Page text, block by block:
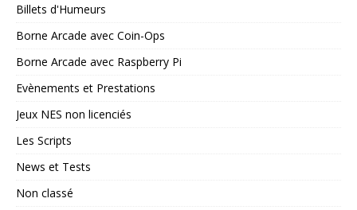
Billets d'Humeurs
Borne Arcade avec Coin-Ops
Borne Arcade avec Raspberry Pi
Evènements et Prestations
Jeux NES non licenciés
Les Scripts
News et Tests
Non classé